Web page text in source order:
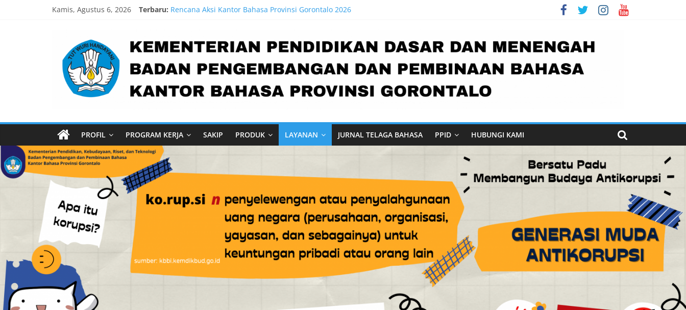
Kamis, Agustus 6, 2026 Terbaru: Rencana Aksi Kantor Bahasa Provinsi Gorontalo 2026
Pengukuran Kinerja Triwulan II 2026
Pengukuran Kinerja Triwulan I Tahun 2026
PROFIL PROGRAM KERJA SAKIP PRODUK LAYANAN JURNAL TELAGA BAHASA PPID HUBUNGI KAMI